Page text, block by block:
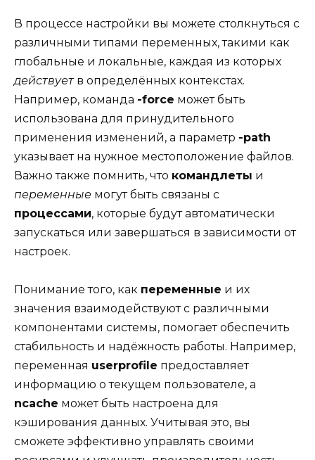
В процессе настройки вы можете столкнуться с
различными типами переменных, такими как
глобальные и локальные, каждая из которых
действуетв определённых контекстах.
Например, команда -force может быть
использована для принудительного
применения изменений, а параметр -path
указывает на нужное местоположение файлов.
Важно также помнить, что командлеты и
переменные могут быть связаны с
процессами, которые будут автоматически
запускаться или завершаться в зависимости от
настроек.
Понимание того, как переменные и их
значения взаимодействуют с различными
компонентами системы, помогает обеспечить
стабильность и надёжность работы. Например,
переменная userprofile предоставляет
информацию о текущем пользователе, а
ncache может быть настроена для
кэширования данных. Учитывая это, вы
сможете эффективно управлять своими